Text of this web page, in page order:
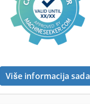
Više informacija sada